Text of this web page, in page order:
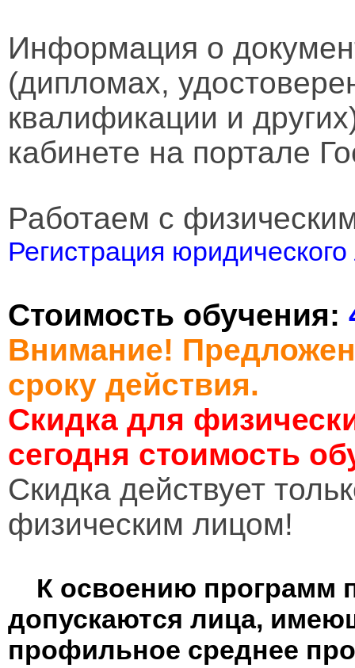
Информация о
(дипломах,
квалификации и
кабинете на портале
Работаем с
Регистрация
Стоимость обучения:
Внимание!
сроку действия.
Скидка для
сегодня стоимость
Cкидка действует
физическим лицом!
К освоению программ
допускаются лица,
профильное среднее